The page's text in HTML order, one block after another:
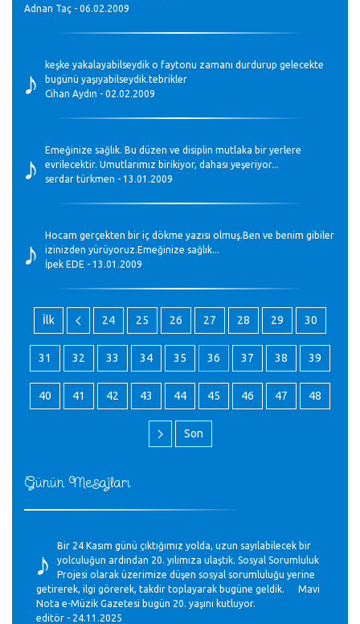
Günün Mesajları
♪
Bir 24 Kasım günü çıktığımız yolda, uzun sayılabilecek bir
yolculuğun ardından 20. yılımıza ulaştık. Sosyal Sorumluluk
Projesi olarak üzerimize düşen sosyal sorumluluğu yerine
getirerek, ilgi görerek, takdir toplayarak bugüne geldik. Mavi
Nota e-Müzik Gazetesi bugün 20. yaşını kutluyor.
editör - 24.11.2025
Adnan Taç - 06.02.2009
♪
keşke yakalayabilseydik o faytonu zamanı durdurup gelecekte
bugünü yaşıyabilseydik.tebrikler
Cihan Aydın - 02.02.2009
♪
Emeğinize sağlık. Bu düzen ve disiplin mutlaka bir yerlere
evrilecektir. Umutlarımız birikiyor, dahası yeşeriyor...
serdar türkmen - 13.01.2009
♪
Hocam gerçekten bir iç dökme yazısı olmuş.Ben ve benim gibiler
izinizden yürüyoruz.Emeğinize sağlık...
İpek EDE - 13.01.2009
İlk 24 25 26 27 28 29 30
31 32 33 34 35 36 37 38 39
40 41 42 43 44 45 46 47 48
Son